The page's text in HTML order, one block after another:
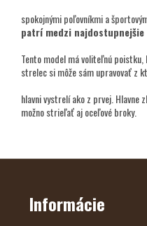
spokojnými poľovníkmi a
patrí medzi najdostupnejšie
Tento model má voliteľnú
strelec si môže sám upravovať z
hlavni vystrelí ako z prvej. Hlavne
možno strieľať aj oceľové broky.
Z
Informácie